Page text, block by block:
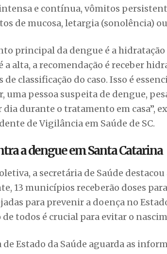
e contínua, vômitos
de mucosa, letargia (sonolência)
principal da dengue é a
a alta, a recomendação é receber
classificação do caso. Isso é
uma pessoa suspeita de dengue,
durante o tratamento em casa”,
de Vigilância em Saúde de SC.
a dengue em Santa Catarina
a secretária de Saúde
13 municípios receberão doses
para prevenir a doença no
de todos é crucial para evitar o
de Estado da Saúde aguarda as